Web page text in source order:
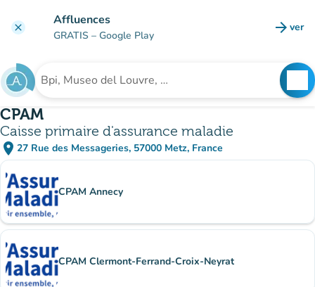
clear Affluences
GRATIS – Google Play arrow_forward ver
Buscar un establecimiento
CPAM
Caisse primaire d'assurance maladie
place 27 Rue des Messageries, 57000 Metz, France
(abrir en Google Maps)
(nueva pestaña)
subsitio
CPAM Annecy
CPAM Clermont-Ferrand-Croix-Neyrat